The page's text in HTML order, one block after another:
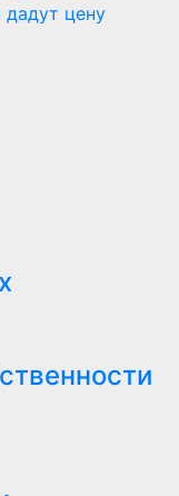
дадут цену